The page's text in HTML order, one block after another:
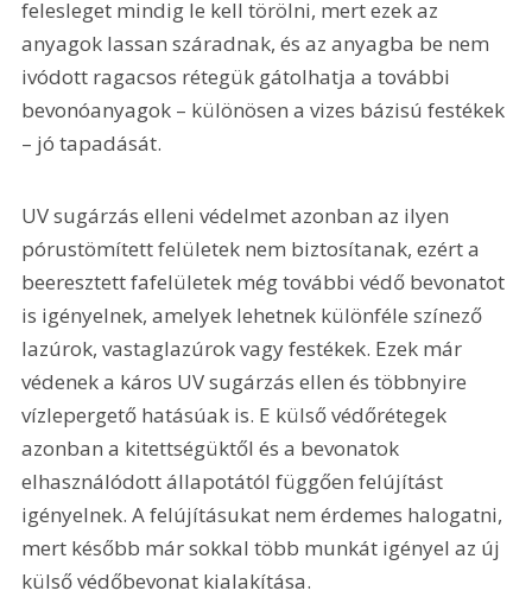
felesleget mindig le kell törölni, mert ezek az
anyagok lassan száradnak, és az anyagba be nem
ivódott ragacsos rétegük gátolhatja a további
bevonóanyagok – különösen a vizes bázisú festékek
– jó tapadását.
UV sugárzás elleni védelmet azonban az ilyen
pórustömített felületek nem biztosítanak, ezért a
beeresztett fafelületek még további védő bevonatot
is igényelnek, amelyek lehetnek különféle színező
lazúrok, vastaglazúrok vagy festékek. Ezek már
védenek a káros UV sugárzás ellen és többnyire
vízlepergető hatásúak is. E külső védőrétegek
azonban a kitettségüktől és a bevonatok
elhasználódott állapotától függően felújítást
igényelnek. A felújításukat nem érdemes halogatni,
mert később már sokkal több munkát igényel az új
külső védőbevonat kialakítása.